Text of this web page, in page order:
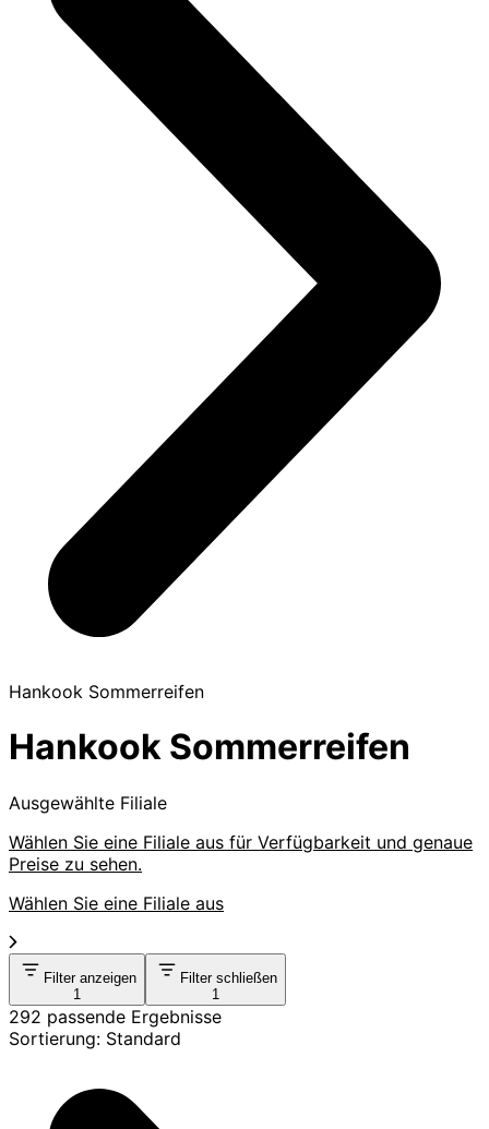
Hankook Sommerreifen
Hankook Sommerreifen
Ausgewählte Filiale
Wählen Sie eine Filiale aus für Verfügbarkeit und genaue
Preise zu sehen.
Wählen Sie eine Filiale aus
Filter anzeigen
1
Filter schließen
1
292 passende Ergebnisse
Sortierung: Standard